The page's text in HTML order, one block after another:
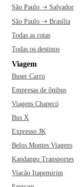
São Paulo ➝ Salvador
São Paulo ➝ Brasília
Todas as rotas
Todas os destinos
Viagem
Buser Carro
Empresas de ônibus
Viagens Chapecó
Bus X
Expresso JK
Belos Montes Viagens
Kandango Transportes
Viação Itapemirim